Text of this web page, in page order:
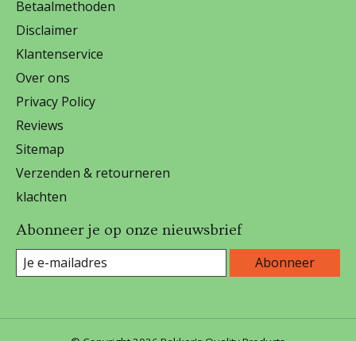
Betaalmethoden
Disclaimer
Klantenservice
Over ons
Privacy Policy
Reviews
Sitemap
Verzenden & retourneren
klachten
Abonneer je op onze nieuwsbrief
Abonneer